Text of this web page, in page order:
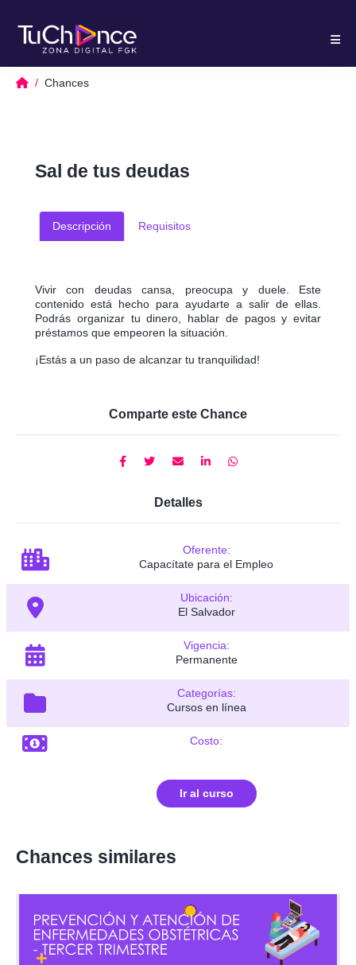
Chances
Sal de tus deudas
Descripción Requisitos
Vivir con deudas cansa, preocupa y duele. Este
contenido está hecho para ayudarte a salir de ellas.
Podrás organizar tu dinero, hablar de pagos y evitar
préstamos que empeoren la situación.
¡Estás a un paso de alcanzar tu tranquilidad!
Comparte este Chance
Detalles
Oferente:
Capacítate para el Empleo
Ubicación:
El Salvador
Vigencia:
Permanente
Categorías:
Cursos en línea
Costo:
Ir al curso
Chances similares